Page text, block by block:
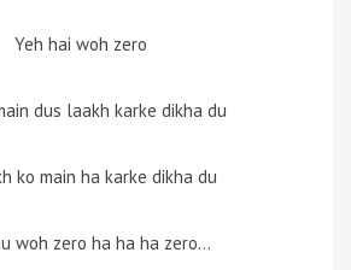
Yeh hai woh zero
dus laakh karke dikha du
ko main ha karke dikha du
woh zero ha ha ha zero…